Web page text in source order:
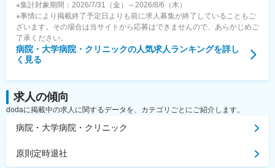
※集計対象期間：2026/7/31（金）～2026/8/6（木）
※事情により掲載終了予定日よりも前に求人募集が終了していることもご
ざいます。その場合は当サイトから応募はできませんので、あらかじめご
了承ください。
病院・大学病院・クリニックの人気求人ランキングを詳し
く見る
求人の傾向
dodaに掲載中の求人に関するデータを、カテゴリごとにご紹介します。
病院・大学病院・クリニック
原則定時退社